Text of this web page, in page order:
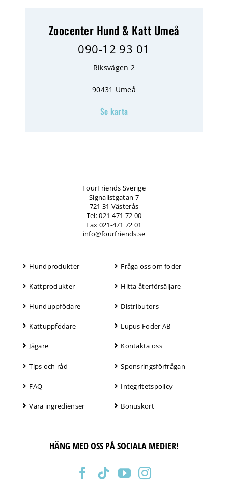
Zoocenter Hund & Katt Umeå
090-12 93 01
Riksvägen 2
90431 Umeå
Se karta
FourFriends Sverige
Signalistgatan 7
721 31 Västerås
Tel: 021-471 72 00
Fax 021-471 72 01
info@fourfriends.se
Hundprodukter
Kattprodukter
Hunduppfödare
Kattuppfödare
Jägare
Tips och råd
FAQ
Våra ingredienser
Fråga oss om foder
Hitta återförsäljare
Distributors
Lupus Foder AB
Kontakta oss
Sponsringsförfrågan
Integritetspolicy
Bonuskort
HÄNG MED OSS PÅ SOCIALA MEDIER!